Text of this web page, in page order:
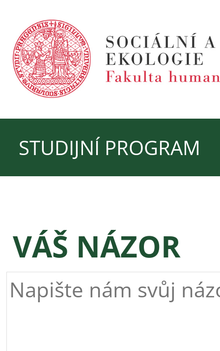
STUDIJNÍ PROGRAM
VÁŠ NÁZOR